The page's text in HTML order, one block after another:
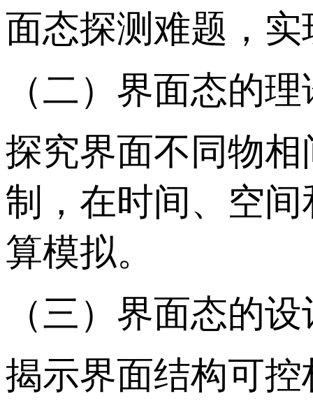
面态探测难题，
（二）界面态的
探究界面不同物
制，在时间、空
算模拟。
（三）界面态的
揭示界面结构可